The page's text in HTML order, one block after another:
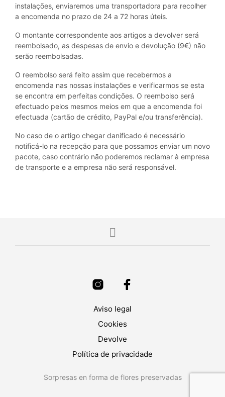
instalações, enviaremos uma transportadora para recolher
a encomenda no prazo de 24 a 72 horas úteis.
O montante correspondente aos artigos a devolver será
reembolsado, as despesas de envio e devolução (9€) não
serão reembolsadas.
O reembolso será feito assim que recebermos a
encomenda nas nossas instalações e verificarmos se esta
se encontra em perfeitas condições. O reembolso será
efectuado pelos mesmos meios em que a encomenda foi
efectuada (cartão de crédito, PayPal e/ou transferência).
No caso de o artigo chegar danificado é necessário
notificá-lo na recepção para que possamos enviar um novo
pacote, caso contrário não poderemos reclamar à empresa
de transporte e a empresa não será responsável.
Aviso legal
Cookies
Devolve
Política de privacidade
Sorpresas en forma de flores preservadas